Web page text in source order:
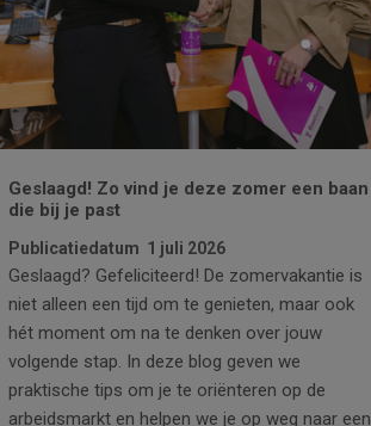
Geslaagd! Zo vind je deze zomer een baan
die bij je past
Publicatiedatum 1 juli 2026
Geslaagd? Gefeliciteerd! De zomervakantie is
niet alleen een tijd om te genieten, maar ook
hét moment om na te denken over jouw
volgende stap. In deze blog geven we
praktische tips om je te oriënteren op de
arbeidsmarkt en helpen we je op weg naar een